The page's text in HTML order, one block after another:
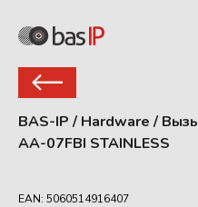
BAS-IP / Hardware /
AA-07FBI STAINLESS
EAN: 5060514916407